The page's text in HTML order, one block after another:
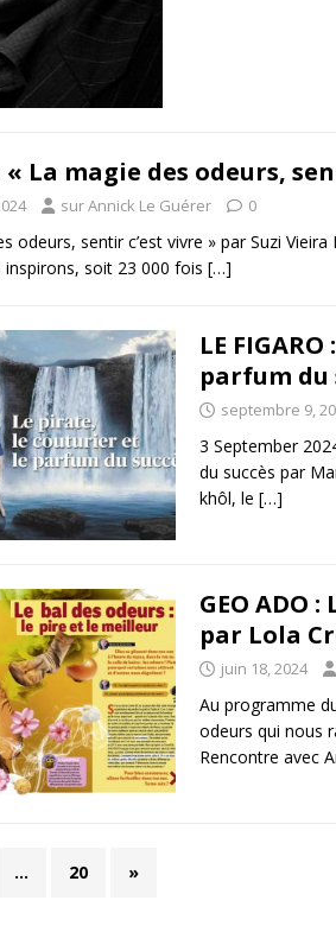
« La magie des odeurs,
sur Annick Le Guérer 0
odeurs, sentir c’est vivre » par Suzi
soit 23 000 fois […]
LE
parfum du
septembre 9,
3 September
du succès par
khôl, le […]
GEO ADO
par Lola
juin 18, 2024
Au programme
odeurs qui nous
Rencontre avec
… 20 »